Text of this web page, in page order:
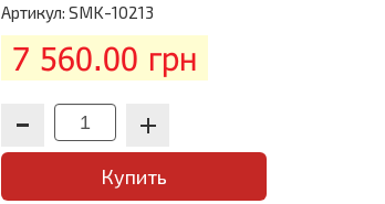
Артикул: SMK-10213
7 560.00 грн
Купить